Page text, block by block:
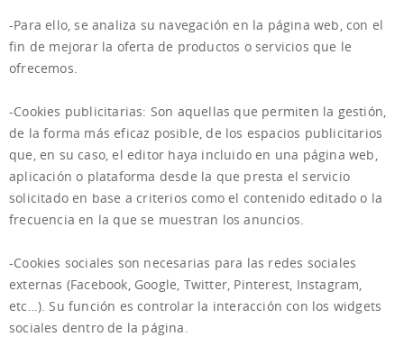
-Para ello, se analiza su navegación en la página web, con el
fin de mejorar la oferta de productos o servicios que le
ofrecemos.
-Cookies publicitarias: Son aquellas que permiten la gestión,
de la forma más eficaz posible, de los espacios publicitarios
que, en su caso, el editor haya incluido en una página web,
aplicación o plataforma desde la que presta el servicio
solicitado en base a criterios como el contenido editado o la
frecuencia en la que se muestran los anuncios.
-Cookies sociales son necesarias para las redes sociales
externas (Facebook, Google, Twitter, Pinterest, Instagram,
etc…). Su función es controlar la interacción con los widgets
sociales dentro de la página.